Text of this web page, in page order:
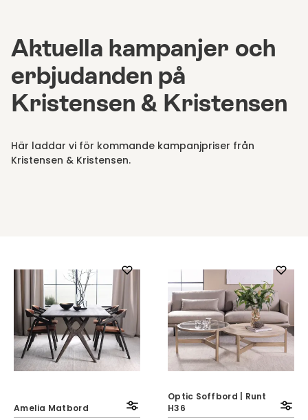
Aktuella kampanjer och
erbjudanden på
Kristensen & Kristensen
Här laddar vi för kommande kampanjpriser från
Kristensen & Kristensen.
Amelia Matbord
Optic Soffbord | Runt
H36